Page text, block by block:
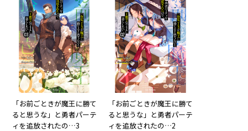
「お前ごときが魔王に勝て
ると思うな」と勇者パーテ
ィを追放されたの…3
「お前ごときが魔王に勝て
ると思うな」と勇者パーテ
ィを追放されたの…2